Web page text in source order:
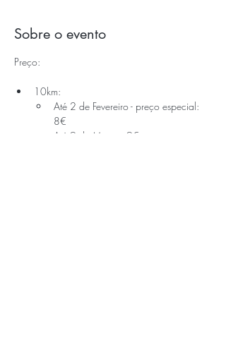
Sobre o evento
Preço:
10km:
Até 2 de Fevereiro - preço especial:
8€
Até 9 de Março: 9€